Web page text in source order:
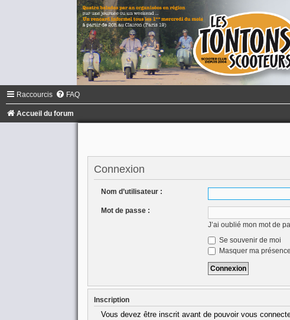
Raccourcis FAQ
Accueil du forum
Connexion
Nom d’utilisateur :
Mot de passe :
J’ai oublié mon mot de
Se souvenir de moi
Masquer ma
Inscription
Vous devez être inscrit avant de pouvoir vous